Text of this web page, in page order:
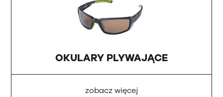
OKULARY PLYWAJĄCE
zobacz więcej